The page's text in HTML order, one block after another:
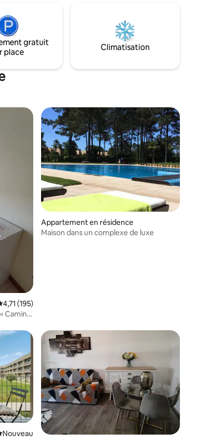
petit
historique. Idéal pour une escapade
paisible à la plage, une pause romantique
ou pour travailler à distance avec la brise
gratuit
place
Climatisation
: 4,89 sur 5
moyenne sur la base de 195 commentaires : 4,71 sur 5
4,71 (195)
Camino
Appartement en résidence
Maison dans un complexe de luxe
hébergement
Nouveau